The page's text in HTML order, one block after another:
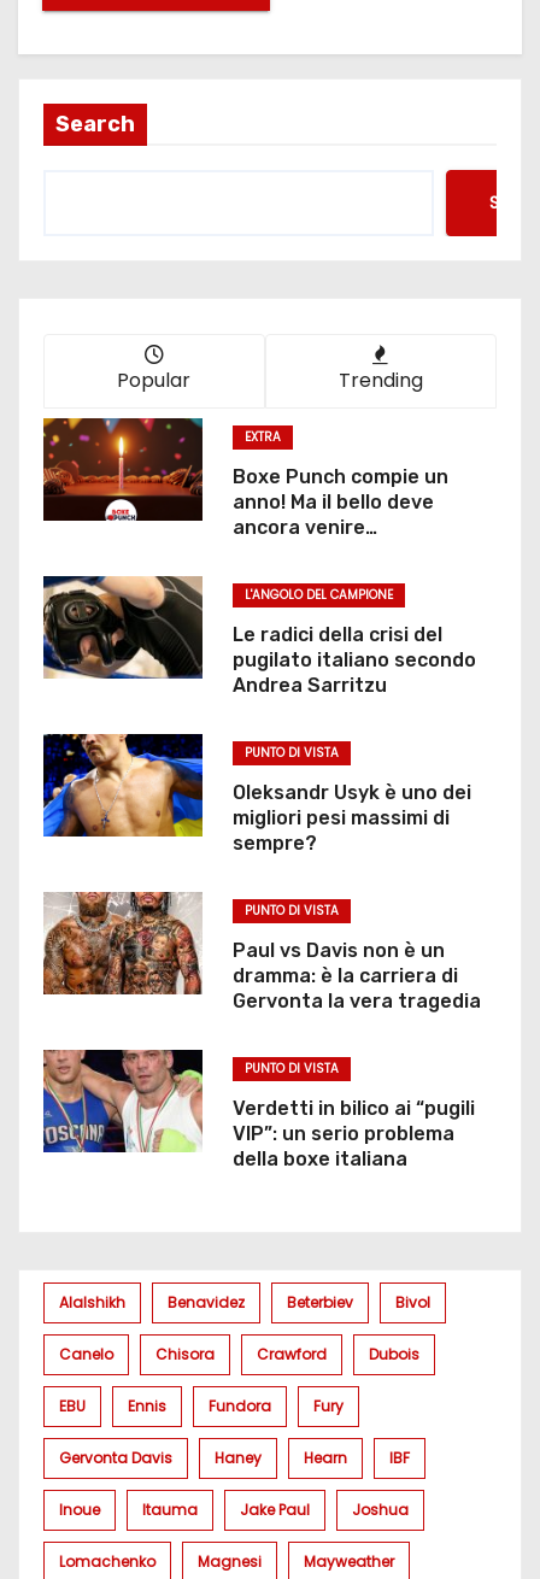
Search
Popular Trending
EXTRA
Boxe Punch compie un
anno! Ma il bello deve
ancora venire…
L'ANGOLO DEL CAMPIONE
Le radici della crisi del
pugilato italiano secondo
Andrea Sarritzu
PUNTO DI VISTA
Oleksandr Usyk è uno dei
migliori pesi massimi di
sempre?
PUNTO DI VISTA
Paul vs Davis non è un
dramma: è la carriera di
Gervonta la vera tragedia
PUNTO DI VISTA
Verdetti in bilico ai “pugili
VIP”: un serio problema
della boxe italiana
Alalshikh Benavidez Beterbiev Bivol
Canelo Chisora Crawford Dubois
EBU Ennis Fundora Fury
Gervonta Davis Haney Hearn IBF
Inoue Itauma Jake Paul Joshua
Lomachenko Magnesi Mayweather